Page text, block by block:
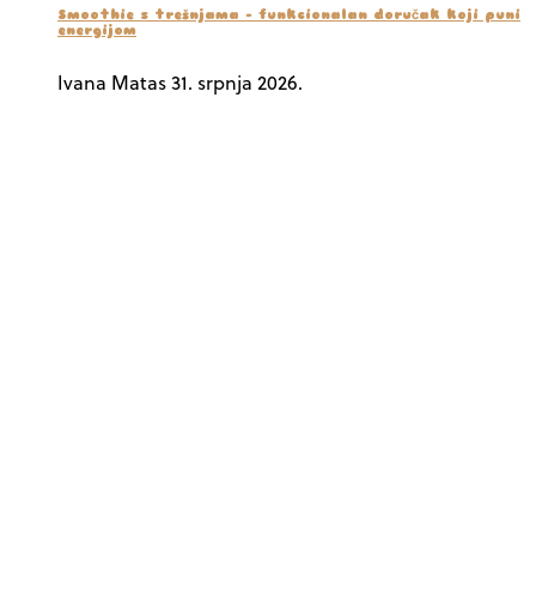
Smoothie s trešnjama – funkcionalan doručak koji puni
energijom
Ivana Matas31. srpnja 2026.